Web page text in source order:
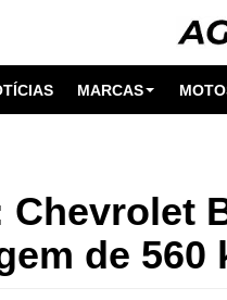
MARCAS
Chevrolet
de 560